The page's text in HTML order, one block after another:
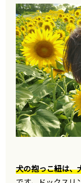
犬の抱っこ紐は、